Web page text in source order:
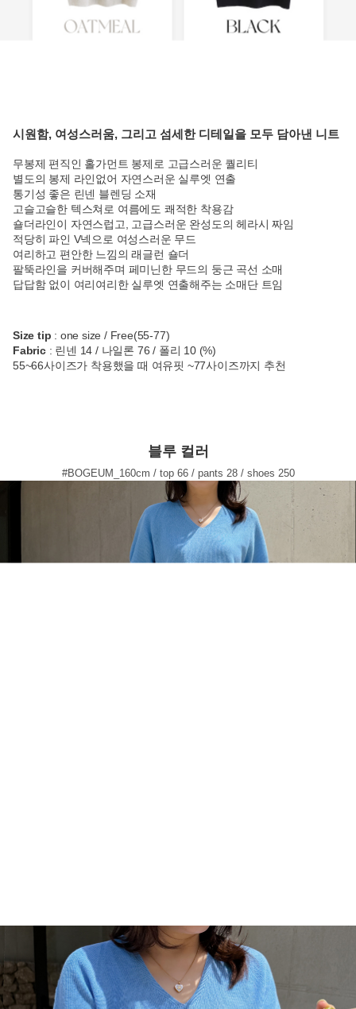
시원함, 여성스러움, 그리고 섬세한 디테일을 모두 담아낸 니트
무봉제 편직인 홀가먼트 봉제로 고급스러운 퀄리티
별도의 봉제 라인없어 자연스러운 실루엣 연출
통기성 좋은 린넨 블렌딩 소재
고슬고슬한 텍스쳐로 여름에도 쾌적한 착용감
숄더라인이 자연스럽고, 고급스러운 완성도의 헤라시 짜임
적당히 파인 V넥으로 여성스러운 무드
여리하고 편안한 느낌의 래글런 숄더
팔뚝라인을 커버해주며 페미닌한 무드의 둥근 곡선 소매
답답함 없이 여리여리한 실루엣 연출해주는 소매단 트임
Size tip : one size / Free(55-77)
Fabric: 린넨 14 / 나일론 76 / 폴리 10 (%)
55~66사이즈가 착용했을 때 여유핏 ~77사이즈까지 추천
블루 컬러
#BOGEUM_160cm / top 66 / pants 28 / shoes 250